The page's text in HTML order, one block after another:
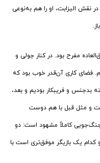
نقش الیزابت، او را هم به‌نوعی
مفرح بود. در کنار جولی و
فضای کاری آن‌قدر خوب بود که
و فریبکار بودیم و بعد،
است و مثل قبل با هم دوست
کاملاً مشهود است: دو
یک بازیگر موفق‌تری است با